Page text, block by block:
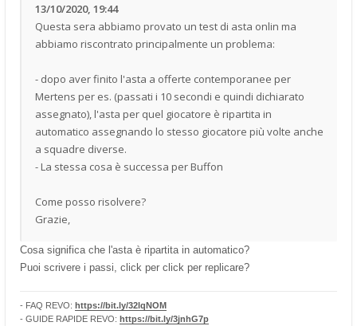
13/10/2020, 19:44
Questa sera abbiamo provato un test di asta onlin ma
abbiamo riscontrato principalmente un problema:
- dopo aver finito l'asta a offerte contemporanee per
Mertens per es. (passati i 10 secondi e quindi dichiarato
assegnato), l'asta per quel giocatore è ripartita in
automatico assegnando lo stesso giocatore più volte anche
a squadre diverse.
- La stessa cosa è successa per Buffon
Come posso risolvere?
Grazie,
Cosa significa che l'asta è ripartita in automatico?
Puoi scrivere i passi, click per click per replicare?
- FAQ REVO: https://bit.ly/32lqNOM
- GUIDE RAPIDE REVO: https://bit.ly/3jnhG7p